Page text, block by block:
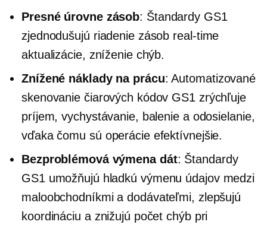
Presné úrovne zásob: Štandardy GS1
zjednodušujú riadenie zásob real-time
aktualizácie, zníženie chýb.
Znížené náklady na prácu: Automatizované
skenovanie čiarových kódov GS1 zrýchľuje
príjem, vychystávanie, balenie a odosielanie,
vďaka čomu sú operácie efektívnejšie.
Bezproblémová výmena dát: Štandardy
GS1 umožňujú hladkú výmenu údajov medzi
maloobchodníkmi a dodávateľmi, zlepšujú
koordináciu a znižujú počet chýb pri